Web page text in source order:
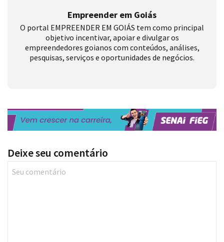
Empreender em Goiás
O portal EMPREENDER EM GOIÁS tem como principal
objetivo incentivar, apoiar e divulgar os
empreendedores goianos com conteúdos, análises,
pesquisas, serviços e oportunidades de negócios.
Deixe seu comentário